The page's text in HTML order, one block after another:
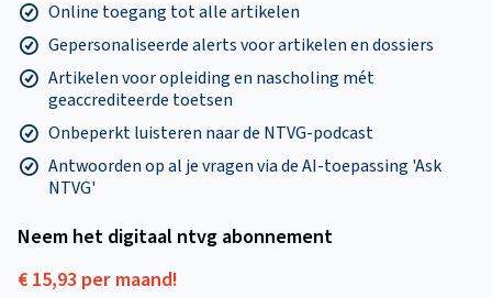
Online toegang tot alle artikelen
Gepersonaliseerde alerts voor artikelen en dossiers
Artikelen voor opleiding en nascholing mét
geaccrediteerde toetsen
Onbeperkt luisteren naar de NTVG-podcast
Antwoorden op al je vragen via de AI-toepassing 'Ask
NTVG'
Neem het digitaal ntvg abonnement
€ 15,93 per maand!